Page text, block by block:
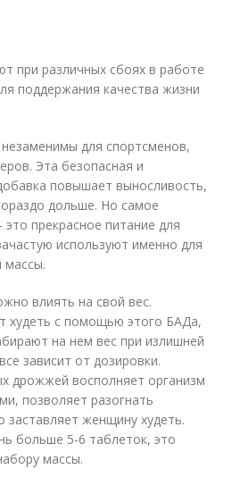
при различных сбоях в работе
поддержания качества жизни
для спортсменов,
Эта безопасная и
повышает выносливость,
дольше. Но самое
прекрасное питание для
используют именно для
влиять на свой вес.
худеть с помощью этого БАДа,
на нем вес при излишней
зависит от дозировки.
дрожжей восполняет организм
позволяет разогнать
женщину худеть.
больше 5-6 таблеток, это
массы.